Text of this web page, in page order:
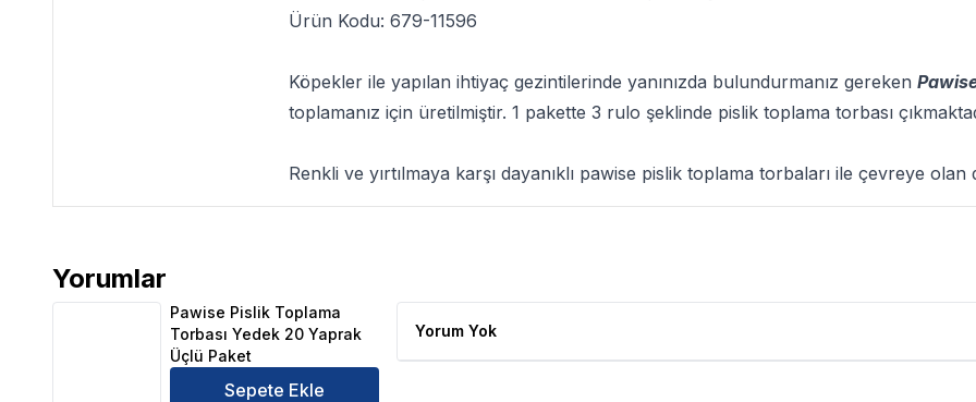
Ürün Kodu: 679-11596
Köpekler ile yapılan ihtiyaç gezintilerinde yanınızda bulundurmanız gereken
toplamanız için üretilmiştir. 1 pakette 3 rulo şeklinde pislik toplama torbası
Renkli ve yırtılmaya karşı dayanıklı pawise pislik toplama torbaları ile çevreye olan
Yorumlar
Pawise Pislik Toplama Torbası Yedek 20 Yaprak Üçlü Paket Ürün Yorumları
Pawise Pislik Toplama
Torbası Yedek 20 Yaprak
Üçlü Paket
Sepete Ekle
Yorum Yok